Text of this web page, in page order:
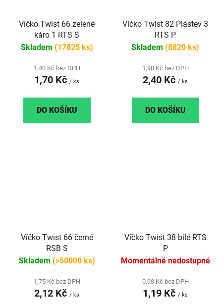
Víčko Twist 66 zelené
káro 1 RTS S
Skladem (17825 ks)
1,40 Kč bez DPH
1,70 Kč / ks
DO KOŠÍKU
Víčko Twist 82 Plástev 3
RTS P
Skladem (8820 ks)
1,98 Kč bez DPH
2,40 Kč / ks
DO KOŠÍKU
Víčko Twist 66 černé
RSB S
Skladem (>50000 ks)
1,75 Kč bez DPH
2,12 Kč / ks
Víčko Twist 38 bílé RTS
P
Momentálně nedostupné
0,98 Kč bez DPH
1,19 Kč / ks